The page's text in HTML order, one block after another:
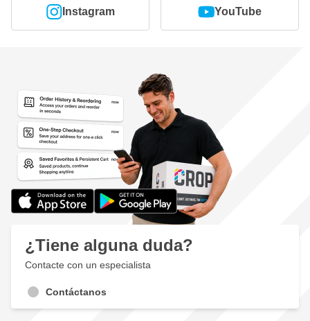
Instagram YouTube
¿Tiene alguna duda?
Contacte con un especialista
Contáctanos